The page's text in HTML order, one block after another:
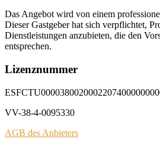
Das Angebot wird von einem
Dieser Gastgeber hat sich verpflichtet,
Dienstleistungen anzubieten, die den
entsprechen.
Lizenznummer
VV-38-4-0095330
AGB des Anbieters